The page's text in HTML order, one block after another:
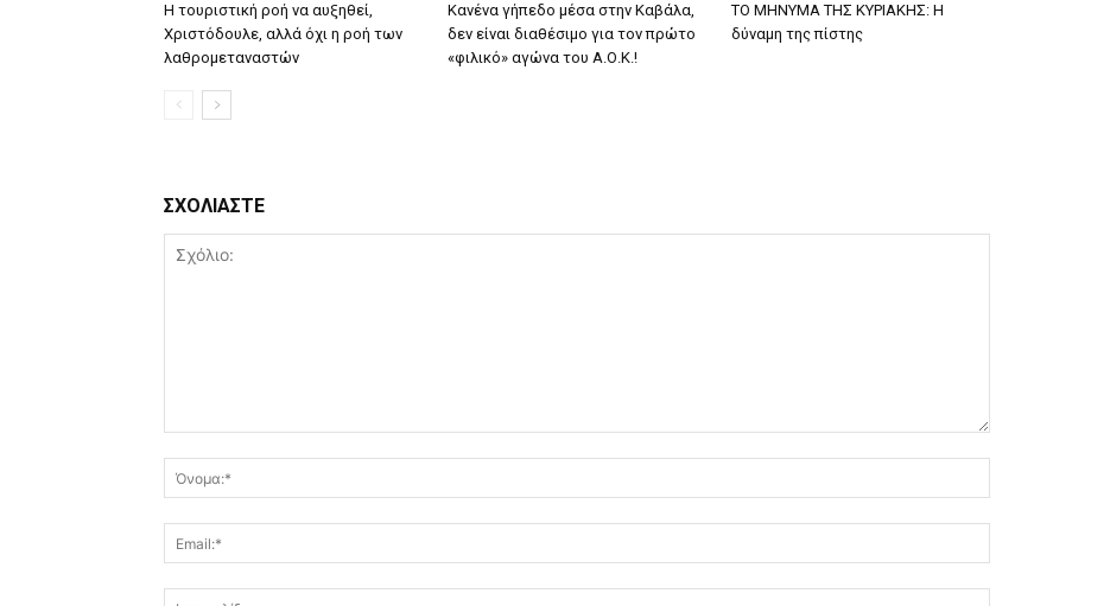
Η τουριστική ροή να αυξηθεί,
Χριστόδουλε, αλλά όχι η ροή των
λαθρομεταναστών
Κανένα γήπεδο μέσα στην Καβάλα,
δεν είναι διαθέσιμο για τον πρώτο
«φιλικό» αγώνα του Α.Ο.Κ.!
ΤΟ ΜΗΝΥΜΑ ΤΗΣ ΚΥΡΙΑΚΗΣ: Η
δύναμη της πίστης
ΣΧΟΛΙΑΣΤΕ